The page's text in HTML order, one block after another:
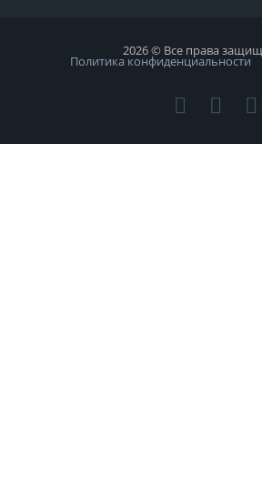
2026 © Все права
Политика конфиденциальности